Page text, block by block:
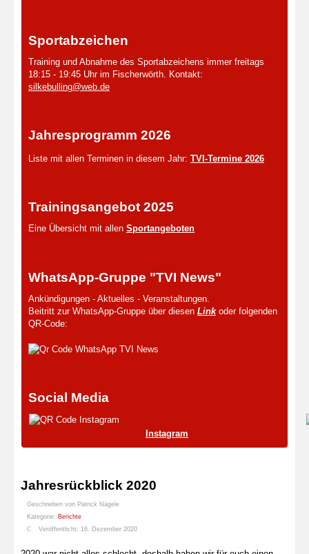
Sportabzeichen
Training und Abnahme des Sportabzeichens immer freitags
18:15 - 19:45 Uhr im Fischerwörth. Kontakt:
silkebulling@web.de
Jahresprogramm 2026
Liste mit allen Terminen in diesem Jahr: TVI-Termine 2026
Trainingsangebot 2025
Eine Übersicht mit allen Sportangeboten
WhatsApp-Gruppe "TVI News"
Ankündigungen - Aktuelles - Veranstaltungen.
Beitritt zur WhatsApp-Gruppe über diesen Linkoder folgenden
QR-Code:
Social Media
Instagram
Jahresrückblick 2020
Geschrieben von Patrick Nägele
Kategorie: Berichte
Veröffentlicht: 16. Dezember 2020